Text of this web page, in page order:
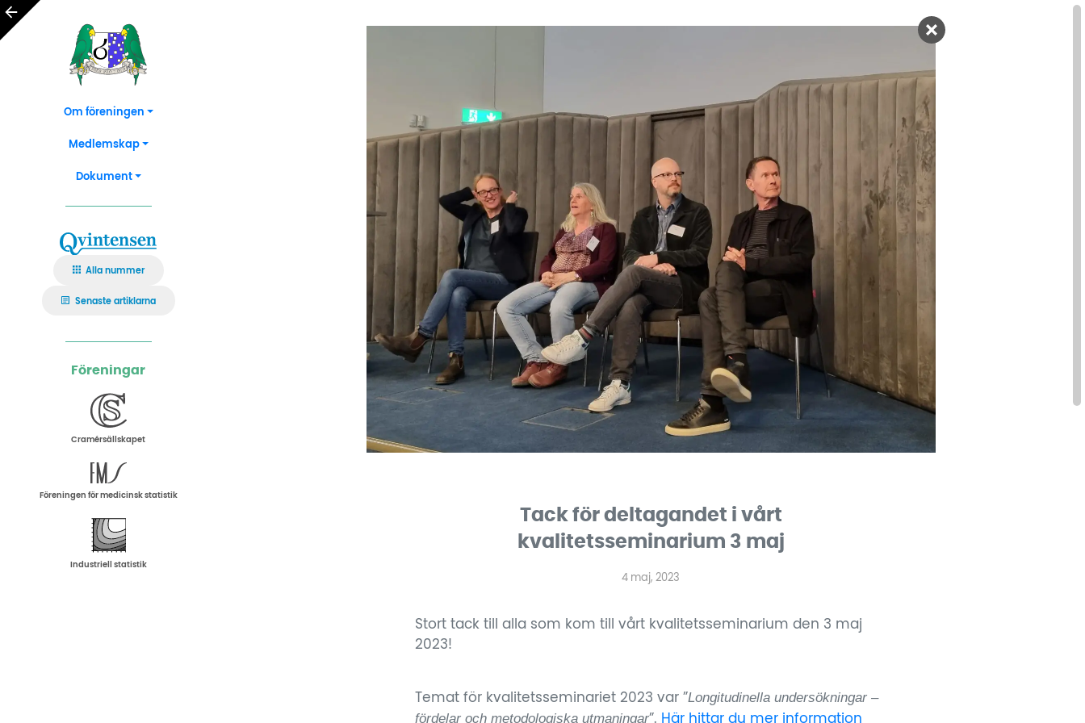
Om föreningen
Medlemskap
Dokument
Alla nummer
Senaste artiklarna
Föreningar
Cramérsällskapet
Föreningen för medicinsk statistik
Industriell statistik
Tack för deltagandet i vårt
kvalitetsseminarium 3 maj
4 maj, 2023
Stort tack till alla som kom till vårt kvalitetsseminarium den 3 maj
2023!
Temat för kvalitetsseminariet 2023 var ”Longitudinella undersökningar –
fördelar och metodologiska utmaningar”. Här hittar du mer information